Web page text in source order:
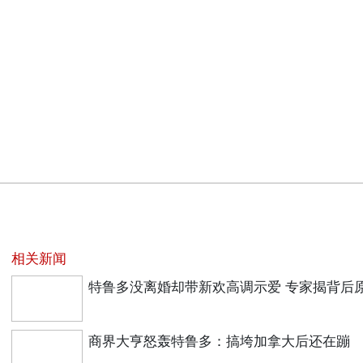
相关新闻
特鲁多没离婚却带新欢高调示爱 专家揭背后
商界大亨怒轰特鲁多：搞垮加拿大后还在蹦